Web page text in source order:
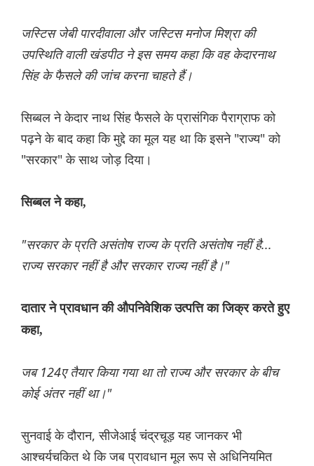
जस्टिस जेबी पारदीवाला और जस्टिस मनोज मिश्रा की
उपस्थिति वाली खंडपीठ ने इस समय कहा कि वह केदारनाथ
सिंह के फैसले की जांच करना चाहते हैं।
सिब्बल ने केदार नाथ सिंह फैसले के प्रासंगिक पैराग्राफ को
पढ़ने के बाद कहा कि मुद्दे का मूल यह था कि इसने "राज्य" को
"सरकार" के साथ जोड़ दिया।
सिब्बल ने कहा,
"सरकार के प्रति असंतोष राज्य के प्रति असंतोष नहीं है...
राज्य सरकार नहीं है और सरकार राज्य नहीं है।"
दातार ने प्रावधान की औपनिवेशिक उत्पत्ति का जिक्र करते हुए
कहा,
जब 124ए तैयार किया गया था तो राज्य और सरकार के बीच
कोई अंतर नहीं था।"
सुनवाई के दौरान, सीजेआई चंद्रचूड़ यह जानकर भी
आश्चर्यचकित थे कि जब प्रावधान मूल रूप से अधिनियमित